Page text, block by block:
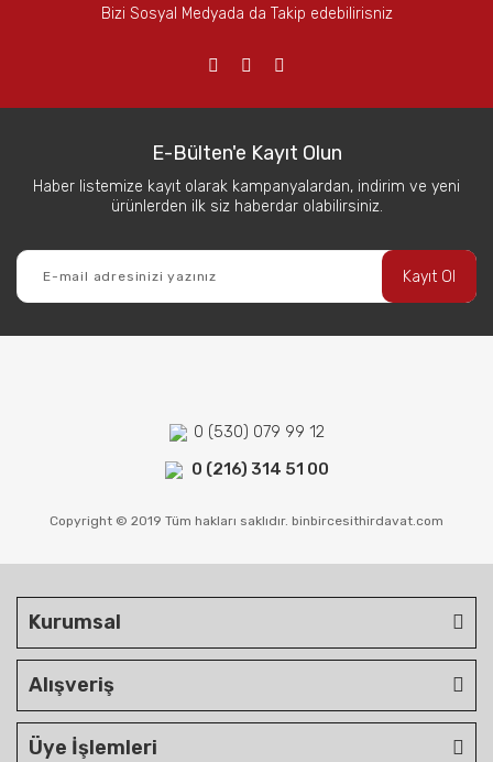
Bizi Sosyal Medyada da Takip edebilirisniz
E-Bülten'e Kayıt Olun
Haber listemize kayıt olarak kampanyalardan, indirim ve yeni
ürünlerden ilk siz haberdar olabilirsiniz.
Kayıt Ol
0 (530) 079 99 12
0 (216) 314 51 00
Copyright © 2019 Tüm hakları saklıdır. binbircesithirdavat.com
Kurumsal
Alışveriş
Üye İşlemleri